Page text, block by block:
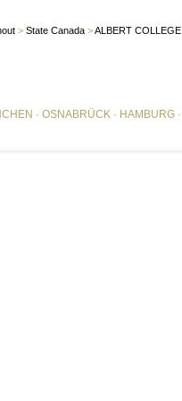
> State Canada >ALBERT COLLEGE
· OSNABRÜCK · HAMBURG ·